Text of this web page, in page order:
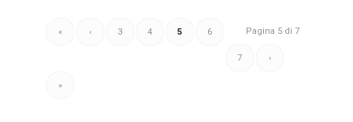
Pagina 5 di 7
« ‹ 3 4 5 6
7 ›
»